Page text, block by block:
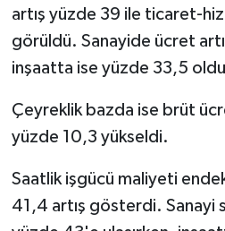
artış yüzde 39 ile ticaret-
görüldü. Sanayide ücret
inşaatta ise yüzde 33,5
Çeyreklik bazda ise brüt
yüzde 10,3 yükseldi.
Saatlik işgücü maliyeti
41,4 artış gösterdi. Sanayi